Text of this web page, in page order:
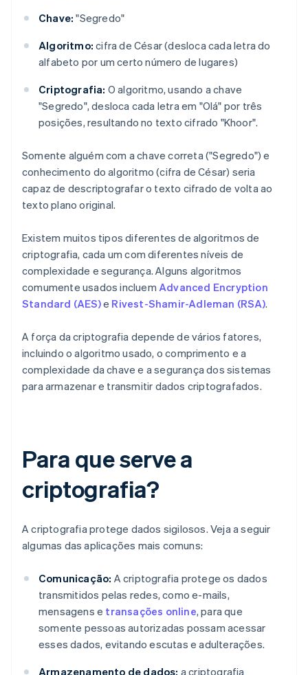
Chave: "Segredo"
Algoritmo: cifra de César (desloca cada letra do
alfabeto por um certo número de lugares)
Criptografia: O algoritmo, usando a chave
"Segredo", desloca cada letra em "Olá" por três
posições, resultando no texto cifrado "Khoor".
Somente alguém com a chave correta ("Segredo") e
conhecimento do algoritmo (cifra de César) seria
capaz de descriptografar o texto cifrado de volta ao
texto plano original.
Existem muitos tipos diferentes de algoritmos de
criptografia, cada um com diferentes níveis de
complexidade e segurança. Alguns algoritmos
comumente usados incluem Advanced Encryption
Standard (AES)e Rivest-Shamir-Adleman (RSA).
A força da criptografia depende de vários fatores,
incluindo o algoritmo usado, o comprimento e a
complexidade da chave e a segurança dos sistemas
para armazenar e transmitir dados criptografados.
Para que serve a
criptografia?
A criptografia protege dados sigilosos. Veja a seguir
algumas das aplicações mais comuns:
Comunicação: A criptografia protege os dados
transmitidos pelas redes, como e-mails,
mensagens e transações online, para que
somente pessoas autorizadas possam acessar
esses dados, evitando escutas e adulterações.
Armazenamento de dados: a criptografia